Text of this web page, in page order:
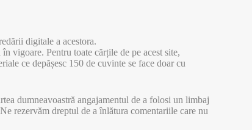
digitale a acestora.
vigoare. Pentru toate cărțile de pe acest site,
ce depășesc 150 de cuvinte se face doar cu
dumneavoastră angajamentul de a folosi un limbaj
rezervăm dreptul de a înlătura comentariile care nu